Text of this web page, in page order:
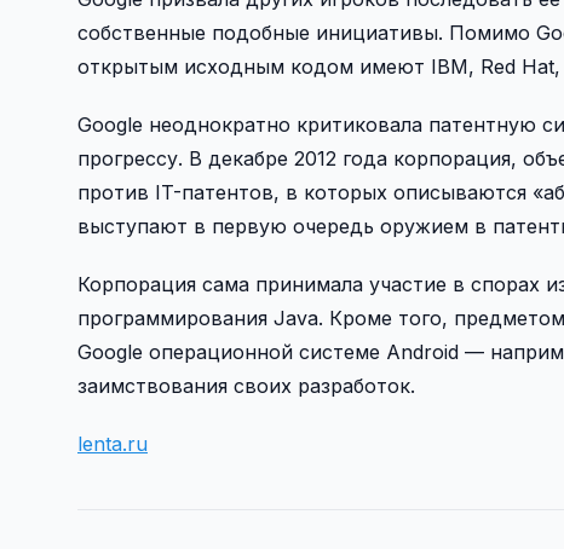
собственные подобные инициативы. Помимо
открытым исходным кодом имеют IBM, Red Hat,
Google неоднократно критиковала патентную
прогрессу. В декабре 2012 года корпорация,
против IT-патентов, в которых описываются
выступают в первую очередь оружием в
Корпорация сама принимала участие в спорах
программирования Java. Кроме того,
Google операционной системе Android —
заимствования своих разработок.
lenta.ru